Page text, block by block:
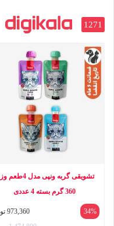
1271
تشویقی گربه ونپی مدل
360 گرم بسته 4 عددی
34%
973,360